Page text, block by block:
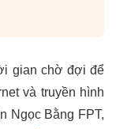
gian chờ đợi để
và truyền hình
Ngọc Bằng FPT,